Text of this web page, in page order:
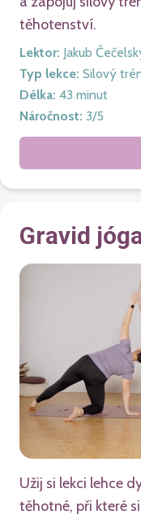
těhotenství.
Lektor: Jakub
Typ lekce: Silový
Délka: 43 minut
Náročnost: 3/5
Gravid
Užij si lekci lehce
těhotné, při které